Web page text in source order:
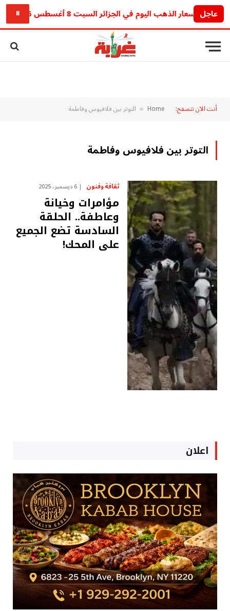
عاجلأسعار الذهب اليوم في الجزائر السبت 8 أغسطس 2026.. آخر تحديث للجرام والأونصة ⏸
أنت الآن تتصفح: Home
» التوتر بين فلافيوس وفاطمة
التوتر بين فلافيوس وفاطمة
ثقافة وفنون 6 ديسمبر، 2025
مؤامرات وخيانة
وعاطفة.. الحلقة
السادسة تضع الجميع
على المحك!
اعلان